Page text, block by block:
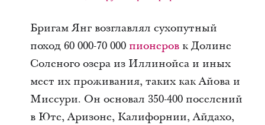
Бригам Янг возглавлял сухопутный
поход 60 000-70 000 пионеровк Долине
Соленого озера из Иллинойса и иных
мест их проживания, таких как Айова и
Миссури. Он основал 350-400 поселений
в Юте, Аризоне, Калифорнии, Айдахо,